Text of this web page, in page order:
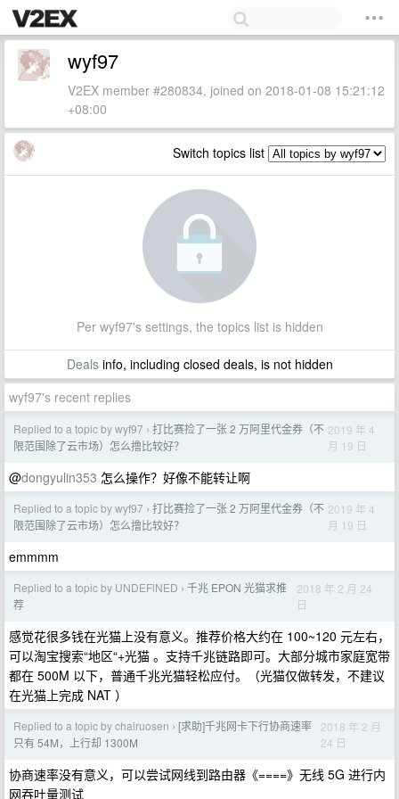
wyf97
V2EX member #280834, joined on 2018-01-08 15:21:12
+08:00
Switch topics list
Per wyf97's settings, the topics list is hidden
Dealsinfo, including closed deals, is not hidden
wyf97's recent replies
Replied to a topic by wyf97 › 打比赛捡了一张 2 万阿里代金券（不
限范围除了云市场）怎么撸比较好？
2019 年 4
月 19 日
@dongyulin353 怎么操作？好像不能转让啊
Replied to a topic by wyf97 › 打比赛捡了一张 2 万阿里代金券（不
限范围除了云市场）怎么撸比较好？
2019 年 4
月 19 日
emmmm
Replied to a topic by UNDEFlNED › 千兆 EPON 光猫求推
荐
2018 年 2 月 24
日
感觉花很多钱在光猫上没有意义。推荐价格大约在 100~120 元左右，
可以淘宝搜索“地区“+光猫 。支持千兆链路即可。大部分城市家庭宽带
都在 500M 以下，普通千兆光猫轻松应付。（光猫仅做转发，不建议
在光猫上完成 NAT ）
Replied to a topic by chairuosen › [求助]千兆网卡下行协商速率
只有 54M，上行却 1300M
2018 年 2 月
24 日
协商速率没有意义，可以尝试网线到路由器《====》无线 5G 进行内
网吞吐量测试